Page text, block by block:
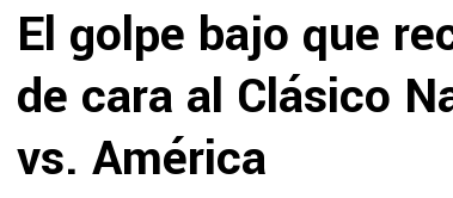
El golpe bajo que
de cara al Clásico
vs. América